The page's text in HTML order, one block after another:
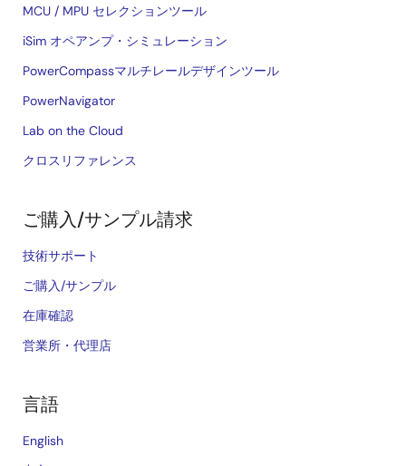
MCU / MPU セレクションツール
iSim オペアンプ・シミュレーション
PowerCompassマルチレールデザインツール
PowerNavigator
Lab on the Cloud
クロスリファレンス
ご購入/サンプル請求
技術サポート
ご購入/サンプル
在庫確認
営業所・代理店
言語
English